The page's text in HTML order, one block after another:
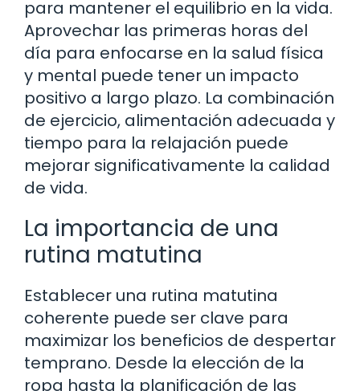
para mantener el equilibrio en la vida.
Aprovechar las primeras horas del
día para enfocarse en la salud física
y mental puede tener un impacto
positivo a largo plazo. La combinación
de ejercicio, alimentación adecuada y
tiempo para la relajación puede
mejorar significativamente la calidad
de vida.
La importancia de una
rutina matutina
Establecer una rutina matutina
coherente puede ser clave para
maximizar los beneficios de despertar
temprano. Desde la elección de la
ropa hasta la planificación de las